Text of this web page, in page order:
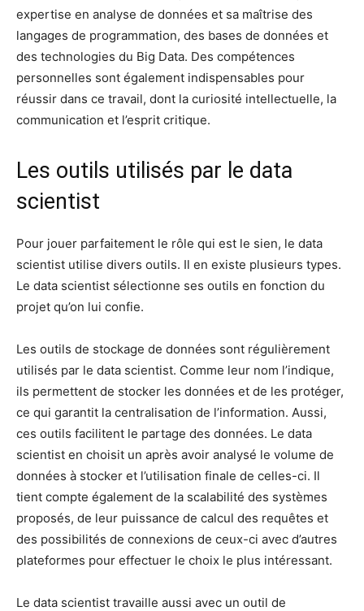
expertise en analyse de données et sa maîtrise des
langages de programmation, des bases de données et
des technologies du Big Data. Des compétences
personnelles sont également indispensables pour
réussir dans ce travail, dont la curiosité intellectuelle, la
communication et l’esprit critique.
Les outils utilisés par le data
scientist
Pour jouer parfaitement le rôle qui est le sien, le data
scientist utilise divers outils. Il en existe plusieurs types.
Le data scientist sélectionne ses outils en fonction du
projet qu’on lui confie.
Les outils de stockage de données sont régulièrement
utilisés par le data scientist. Comme leur nom l’indique,
ils permettent de stocker les données et de les protéger,
ce qui garantit la centralisation de l’information. Aussi,
ces outils facilitent le partage des données. Le data
scientist en choisit un après avoir analysé le volume de
données à stocker et l’utilisation finale de celles-ci. Il
tient compte également de la scalabilité des systèmes
proposés, de leur puissance de calcul des requêtes et
des possibilités de connexions de ceux-ci avec d’autres
plateformes pour effectuer le choix le plus intéressant.
Le data scientist travaille aussi avec un outil de